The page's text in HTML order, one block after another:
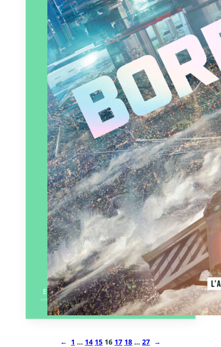
En savoir plus
← 1 … 14 15 16 17 18 … 27 →